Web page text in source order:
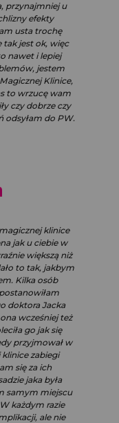
przynajmniej u
efekty
usta trochę
tak jest ok, więc
nawet i lepiej
jestem
Klinice,
to wrzucę wam
czy dobrze czy
odsyłam do PW.
klinice
jak u ciebie w
większą niż
to tak, jakbym
Kilka osób
doktora Jacka
wcześniej też
go jak się
przyjmował w
zabiegi
się za ich
jaka była
samym miejscu
każdym razie
ale nie